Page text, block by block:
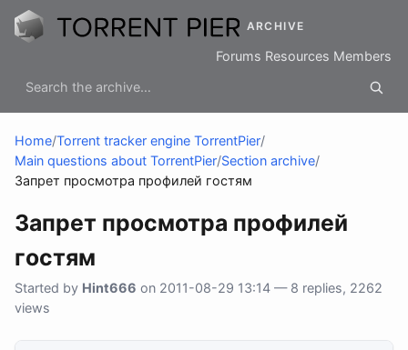
ARCHIVE
Forums Resources Members
Home/Torrent tracker engine TorrentPier/
Main questions about TorrentPier/Section archive/
Запрет просмотра профилей гостям
Запрет просмотра профилей
гостям
Started by Hint666 on 2011-08-29 13:14 — 8 replies, 2262
views